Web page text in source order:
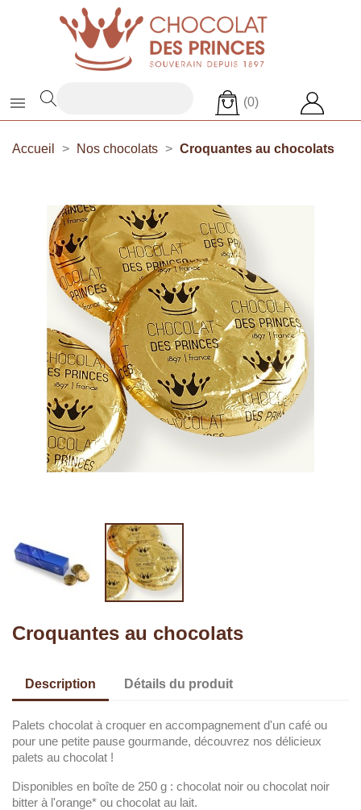
 (0)
Accueil Nos chocolats Croquantes au chocolats
Croquantes au chocolats
Description Détails du produit
Palets chocolat à croquer en accompagnement d'un café ou
pour une petite pause gourmande, découvrez nos délicieux
palets au chocolat !
Disponibles en boîte de 250 g : chocolat noir ou chocolat noir
bitter à l'orange* ou chocolat au lait.